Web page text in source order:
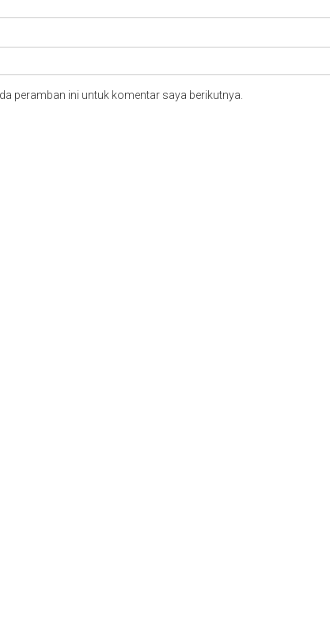
peramban ini untuk komentar saya berikutnya.